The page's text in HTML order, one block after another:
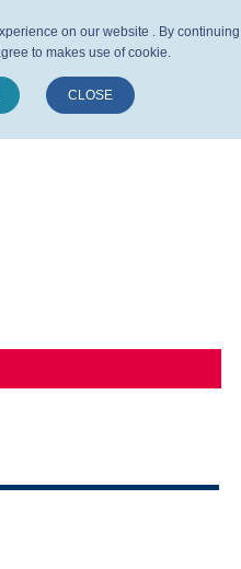
on our website . By continuing
to makes use of cookie.
CLOSE